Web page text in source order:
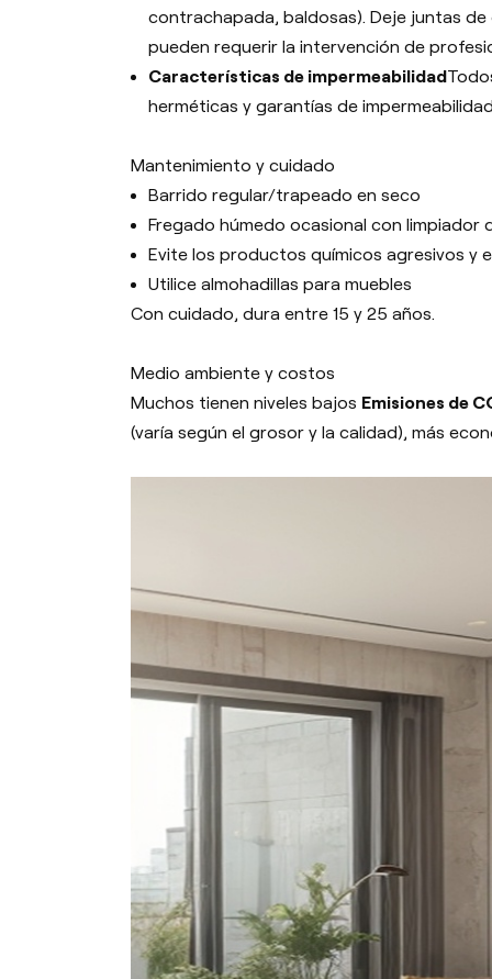
contrachapada, baldosas). Deje juntas
pueden requerir la intervención de
Características de impermeabilidad
herméticas y garantías de
Mantenimiento y cuidado
Barrido regular/trapeado en seco
Fregado húmedo ocasional con limpiador
Evite los productos químicos agresivos y
Utilice almohadillas para muebles
Con cuidado, dura entre 15 y 25 años.
Medio ambiente y costos
Muchos tienen niveles bajos Emisiones de
(varía según el grosor y la calidad), más